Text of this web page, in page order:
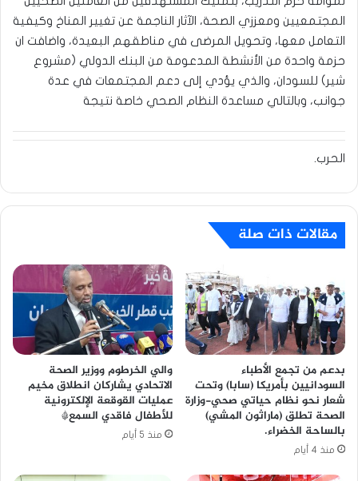
المجتمعيين ومعززي الصحة، الآثار الناجمة عن تغيير المناخ وكيفية
التعامل معها، وتحويل المرضى في مناطقهم البعيدة، واضافت ان
حزمة واحدة من الأنشطة المدعومة من البنك الدولي (مشروع
شير) للسودان، والذي يؤدي إلى دعم المجتمعات في عدة
جوانب، وبالتالي مساعدة النظام الصحي خاصة نتيجة
الحرب.
مقالات ذات صلة
بدعم من تجمع الأطباء
السودانيين بأمريكا (سابا) وتحت
شعار نحو نظام حياتي صحي-وزارة
الصحة تطلق (ماراثون المشي)
بالساحة الخضراء.
منذ 4 أيام
والي الخرطوم ووزير الصحة
الاتحادي يشاركان انطلاق مخيم
عمليات القوقعة الإلكترونية
للأطفال فاقدي السمع*
منذ 5 أيام